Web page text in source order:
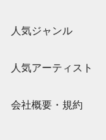
退会はこちら
難易度別に探す
まもなく配信
人気ジャンル
保育
人気アーティスト
会社概要・規約